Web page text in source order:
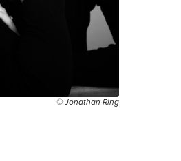
© Jonathan Ring